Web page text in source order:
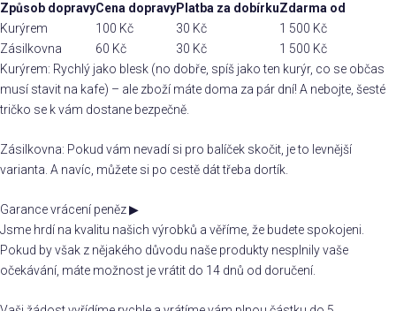
Způsob dopravyCena dopravyPlatba za dobírkuZdarma od
Kurýrem
100 Kč 30 Kč
1 500 Kč
Zásilkovna
60 Kč 30 Kč
1 500 Kč
Kurýrem: Rychlý jako blesk (no dobře, spíš jako ten kurýr, co se občas
musí stavit na kafe) – ale zboží máte doma za pár dní! A nebojte, šesté
tričko se k vám dostane bezpečně.
Zásilkovna: Pokud vám nevadí si pro balíček skočit, je to levnější
varianta. A navíc, můžete si po cestě dát třeba dortík.
Garance vrácení peněz▶
Jsme hrdí na kvalitu našich výrobků a věříme, že budete spokojeni.
Pokud by však z nějakého důvodu naše produkty nesplnily vaše
očekávání, máte možnost je vrátit do 14 dnů od doručení.